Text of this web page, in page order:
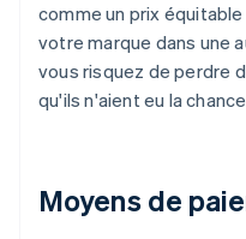
comme un prix
votre marque dans une
vous risquez de perdre
qu'ils n'aient eu la
Moyens de